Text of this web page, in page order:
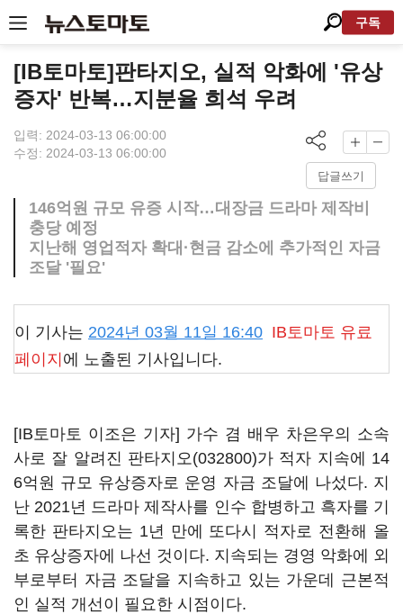
구독
[IB토마토]판타지오, 실적 악화에 '유상
증자' 반복…지분율 희석 우려
입력: 2024-03-13 06:00:00
수정: 2024-03-13 06:00:00
답글쓰기
146억원 규모 유증 시작…대장금 드라마 제작비
충당 예정
지난해 영업적자 확대·현금 감소에 추가적인 자금
조달 '필요'
이 기사는 2024년 03월 11일 16:40 IB토마토 유료
페이지 에 노출된 기사입니다.
[IB토마토 이조은 기자] 가수 겸 배우 차은우의 소속
사로 잘 알려진 판타지오(032800)가 적자 지속에 14
6억원 규모 유상증자로 운영 자금 조달에 나섰다. 지
난 2021년 드라마 제작사를 인수 합병하고 흑자를 기
록한 판타지오는 1년 만에 또다시 적자로 전환해 올
초 유상증자에 나선 것이다. 지속되는 경영 악화에 외
부로부터 자금 조달을 지속하고 있는 가운데 근본적
인 실적 개선이 필요한 시점이다.